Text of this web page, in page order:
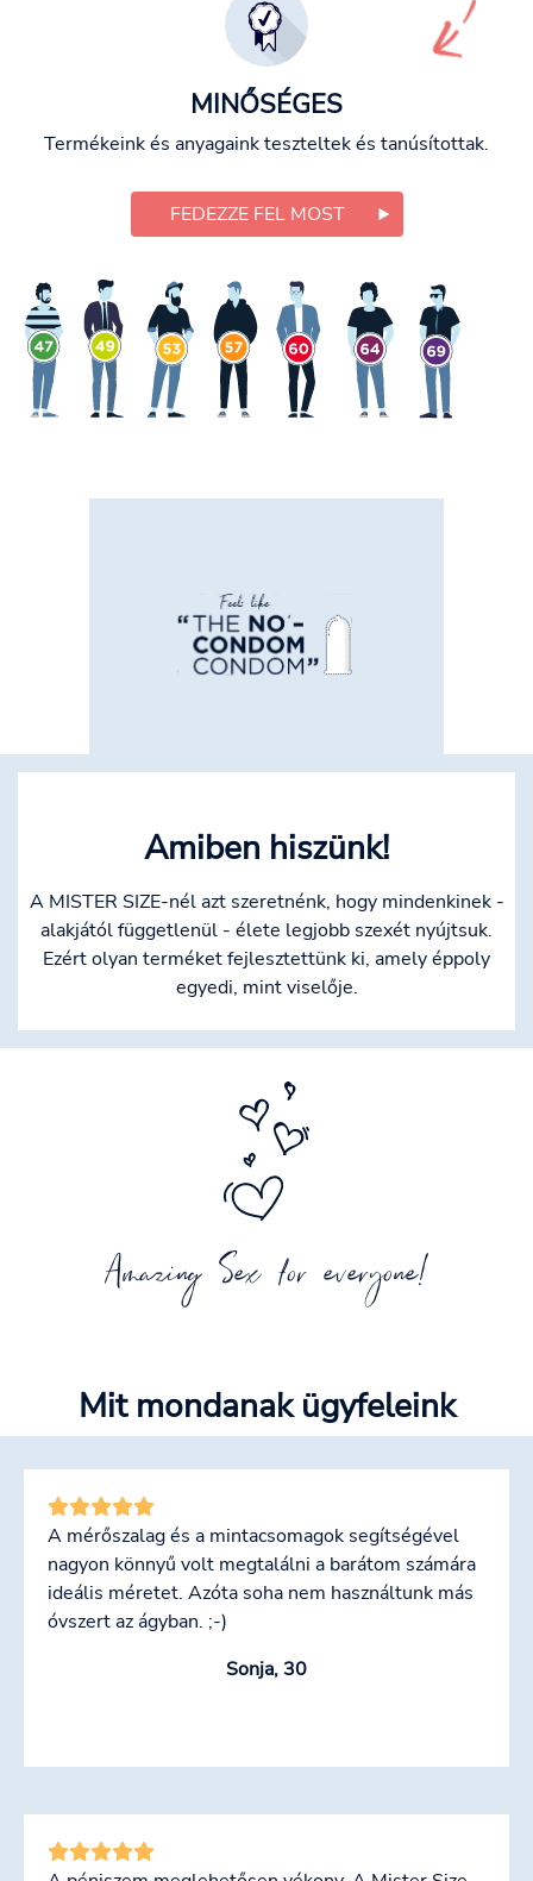
MINŐSÉGES
Termékeink és anyagaink teszteltek és tanúsítottak.
FEDEZZE FEL MOST
Amiben hiszünk!
A MISTER SIZE-nél azt szeretnénk, hogy mindenkinek -
alakjától függetlenül - élete legjobb szexét nyújtsuk.
Ezért olyan terméket fejlesztettünk ki, amely éppoly
egyedi, mint viselője.
Amazing Sex for everyone!
Mit mondanak ügyfeleink
A mérőszalag és a mintacsomagok segítségével
nagyon könnyű volt megtalálni a barátom számára
ideális méretet. Azóta soha nem használtunk más
óvszert az ágyban. ;-)
Sonja, 30